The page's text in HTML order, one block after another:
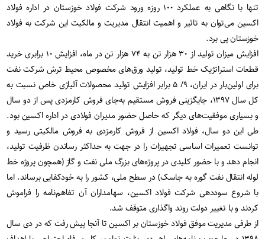
تنها با نگاهی به عملکرد ۱۰۰ روزه ورود شرکت فولاد خوزستان در اداره فولاد
اکسین می‌توان به تاثیر و اهمیت انتقال مدیریت و مالکیت این شرکت به فولاد
خوزستان پی برد.
افزایش میزان تولید از ۳۰ هزار تن به ۷۴ هزار تن در ماه، افزایش ۱۰ برابری خرید
قطعات استراتژیک خط تولید، تولید ورق‌های مخصوص محیط ترش شرکت نفت
برای اولین‌بار در ایران، ۹/ ۵ برابر افزایش تولید محصولات آلیاژی خاص نسبت به
کل سال ۱۳۹۷، جایگزینی فروش مستقیم به‌جای فروش کارمزدی پس از دو سال
و بسیاری موفقیت‌های دیگر که حاصل حضور مدیران فولادی در اداره‌ اکسین بود.
طی این دو سال، فولاد اکسین از فروش کارمزدی به فروش مالکیتی رسید و
توانست تعمیرات اساسی تجهیزات را در جهت به حداکثر رساندن ظرفیت تولید،
انجام دهد و با حضور کلیدی در پروژه‌های بزرگ ملی نفت و گاز (همچون پروژه خط
لوله انتقال نفت گوره به جاسک) در سطح ملی، کشور را به خودکفایی برساند. اما
با شروع سوددهی شرکت فولاد اکسین، سهامداران آن تفاهم‌نامه را فراموش
کردند و با تغییر دولت روند واگذاری متوقف شد.
از طرفی مدیریت موفق فولاد خوزستان بر اکسین تا آنجا‌ پیش رفت که در دی سال